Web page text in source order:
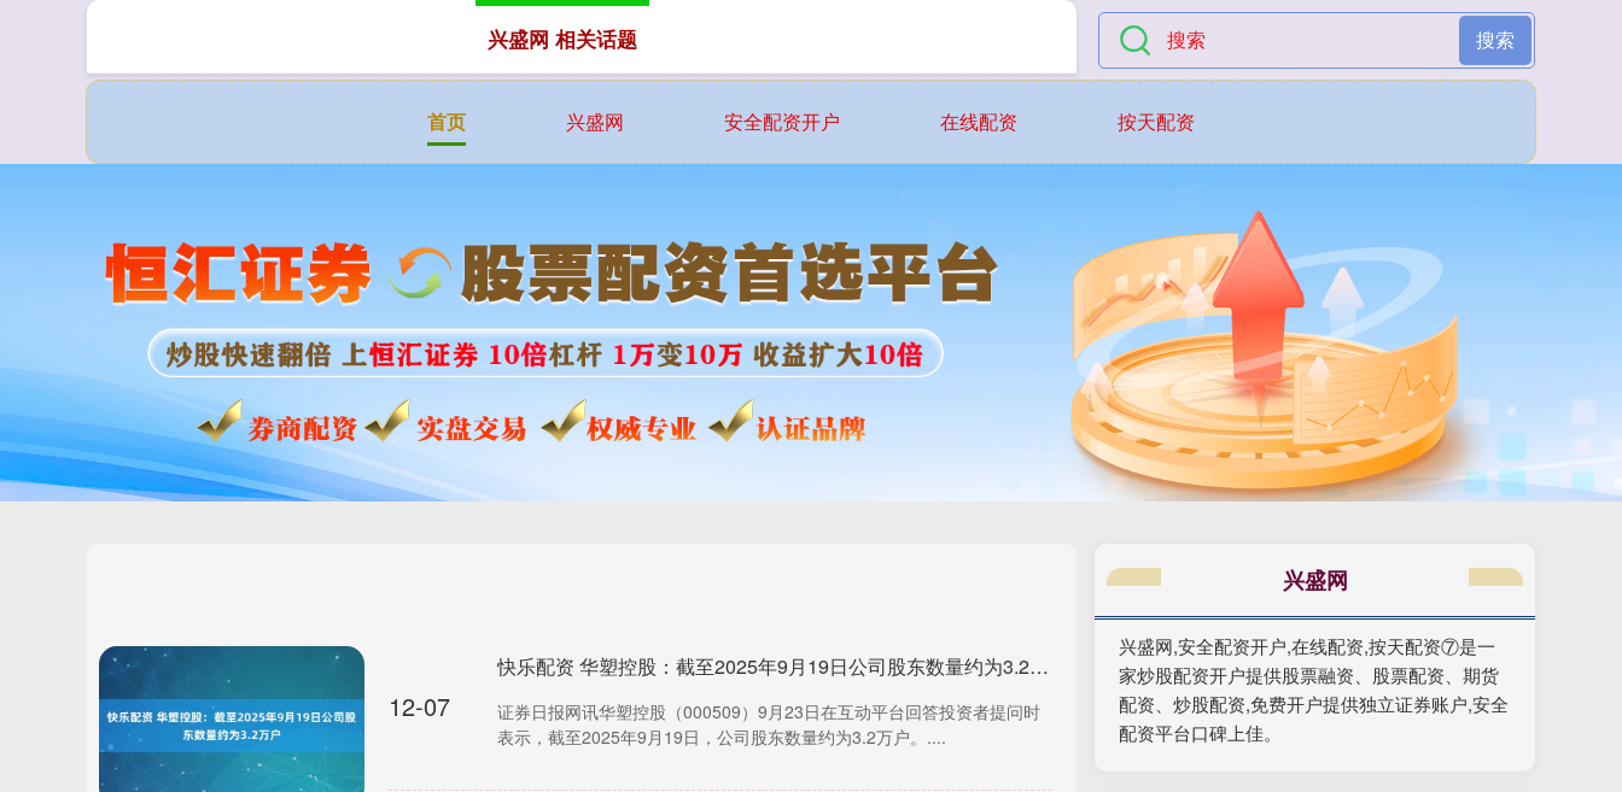
搜索
首页 兴盛网 安全配资开户 在线配资 按天配资
兴盛网 相关话题
12-07
快乐配资 华塑控股：截至2025年9月19日公司股东数量约为3.2万户
证券日报网讯华塑控股（000509）9月23日在互动平台回答投资者提问时
表示，截至2025年9月19日，公司股东数量约为3.2万户。....
兴盛网
兴盛网,安全配资开户,在线配资,按天配资⑦是一
家炒股配资开户提供股票融资、股票配资、期货
配资、炒股配资,免费开户提供独立证券账户,安全
配资平台口碑上佳。